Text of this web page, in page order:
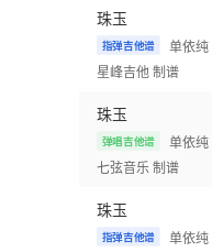
珠玉
指弹吉他谱 单依纯
星峰吉他制谱
珠玉
弹唱吉他谱 单依纯
七弦音乐 制谱
珠玉
指弹吉他谱 单依纯